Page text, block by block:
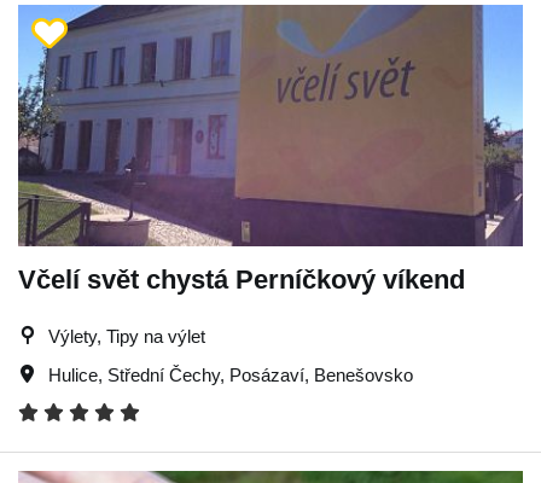
Včelí svět chystá Perníčkový víkend
Výlety, Tipy na výlet
Hulice, Střední Čechy, Posázaví, Benešovsko